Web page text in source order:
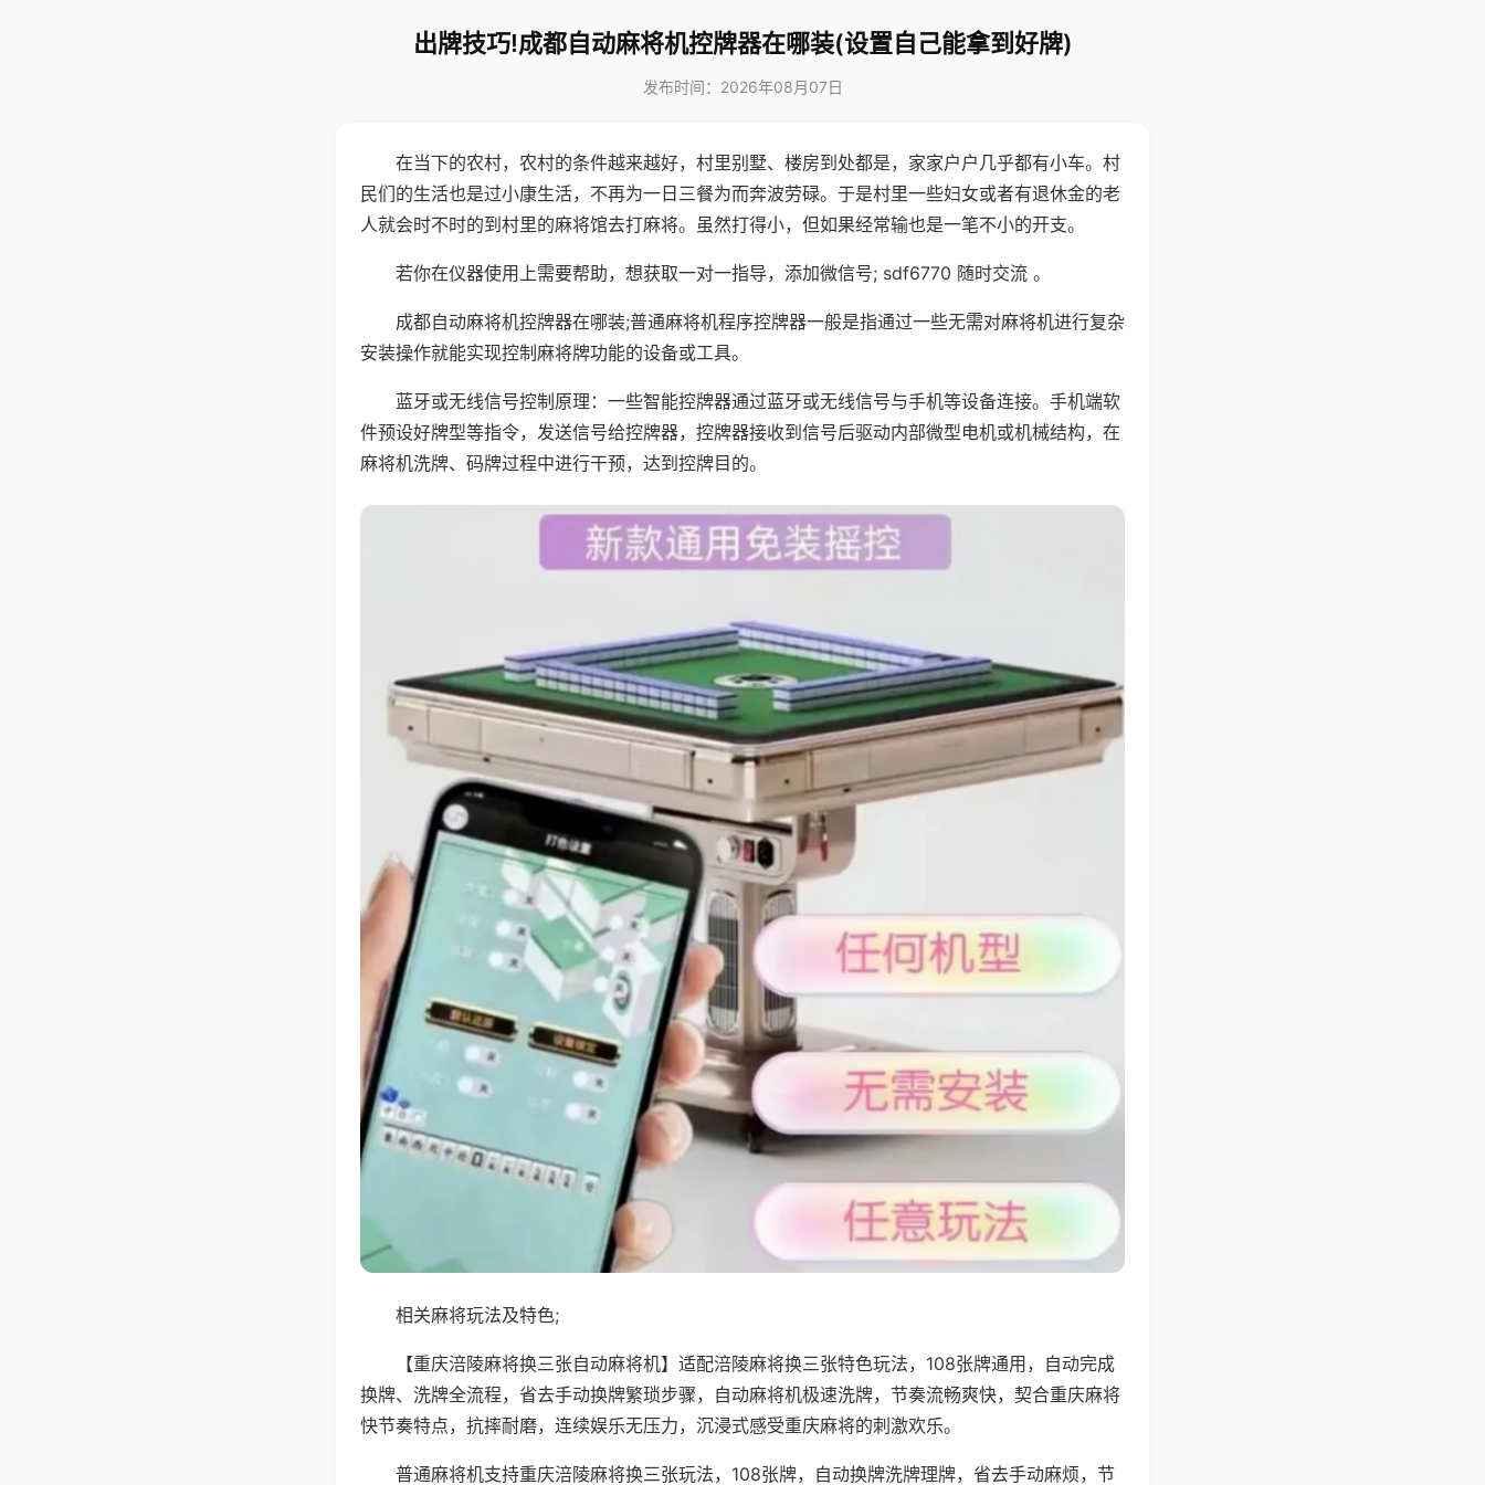
出牌技巧!成都自动麻将机控牌器在哪装(设置自己能拿到好牌)
发布时间：2026年08月07日
在当下的农村，农村的条件越来越好，村里别墅、楼房到处都是，家家户户几乎都有小车。村
民们的生活也是过小康生活，不再为一日三餐为而奔波劳碌。于是村里一些妇女或者有退休金的老
人就会时不时的到村里的麻将馆去打麻将。虽然打得小，但如果经常输也是一笔不小的开支。
若你在仪器使用上需要帮助，想获取一对一指导，添加微信号; sdf6770 随时交流 。
成都自动麻将机控牌器在哪装;普通麻将机程序控牌器一般是指通过一些无需对麻将机进行复杂
安装操作就能实现控制麻将牌功能的设备或工具。
蓝牙或无线信号控制原理：一些智能控牌器通过蓝牙或无线信号与手机等设备连接。手机端软
件预设好牌型等指令，发送信号给控牌器，控牌器接收到信号后驱动内部微型电机或机械结构，在
麻将机洗牌、码牌过程中进行干预，达到控牌目的。
相关麻将玩法及特色;
【重庆涪陵麻将换三张自动麻将机】适配涪陵麻将换三张特色玩法，108张牌通用，自动完成
换牌、洗牌全流程，省去手动换牌繁琐步骤，自动麻将机极速洗牌，节奏流畅爽快，契合重庆麻将
快节奏特点，抗摔耐磨，连续娱乐无压力，沉浸式感受重庆麻将的刺激欢乐。
普通麻将机支持重庆涪陵麻将换三张玩法，108张牌，自动换牌洗牌理牌，省去手动麻烦，节